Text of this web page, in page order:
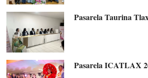
Pasarela Taurina
Pasarela ICATLAX